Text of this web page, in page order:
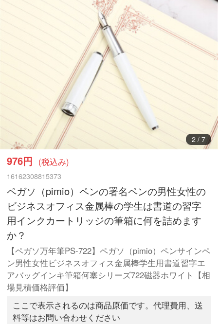
3/ 7
976円 (税込み)
16162308815373
ペガソ（pimio）ペンの署名ペンの男性女性の
ビジネスオフィス金属棒の学生は書道の習字
用インクカートリッジの筆箱に何を詰めます
か？
【ペガソ万年筆PS-722】ペガソ（pimio）ペンサインペ
ン男性女性ビジネスオフィス金属棒学生用書道習字エ
アバッグインキ筆箱何塞シリーズ722磁器ホワイト【相
場見積価格評価】
ここで表示されるのは商品原価です。代理費用、送
料等はお問い合わせください